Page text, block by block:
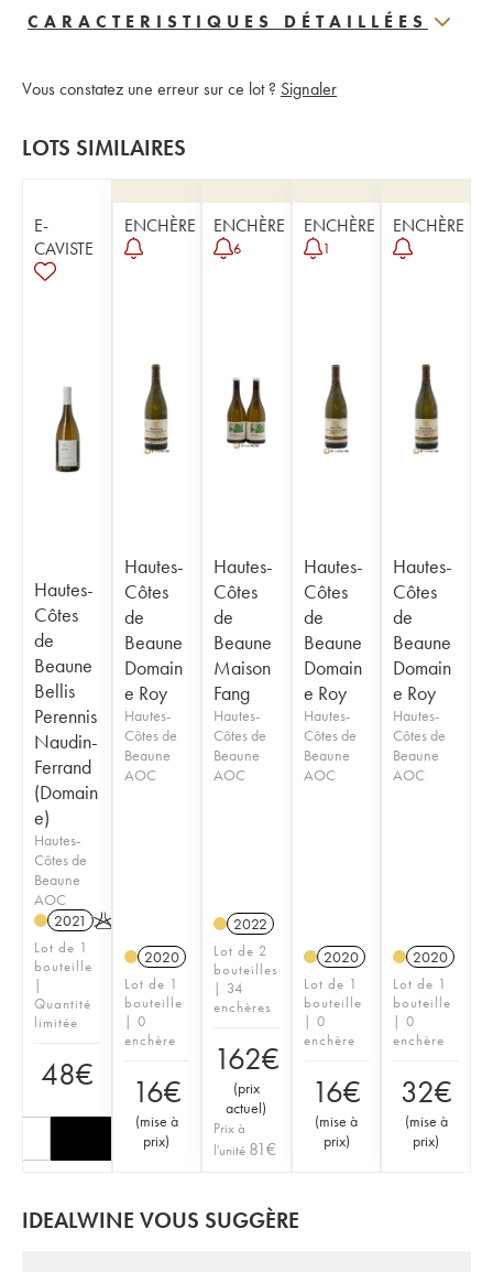
CARACTERISTIQUES DÉTAILLÉES
Vous constatez une erreur sur ce lot ? Signaler
LOTS SIMILAIRES
E-
CAVISTE
Hautes-
Côtes
de
Beaune
Bellis
Perennis
Naudin-
Ferrand
(Domain
e)
Hautes-
Côtes de
Beaune
AOC
2021 K
Lot de 1
bouteille
|
Quantité
limitée
48€
ENCHÈRE
Hautes-
Côtes
de
Beaune
Domain
e Roy
Hautes-
Côtes de
Beaune
AOC
2020
Lot de 1
bouteille
| 0
enchère
16€
(mise à
prix)
ENCHÈRE
6
Hautes-
Côtes
de
Beaune
Maison
Fang
Hautes-
Côtes de
Beaune
AOC
2022
Lot de 2
bouteilles
| 34
enchères
162€
(prix
actuel)
Prix à
l'unité 81€
ENCHÈRE
1
Hautes-
Côtes
de
Beaune
Domain
e Roy
Hautes-
Côtes de
Beaune
AOC
2020
Lot de 1
bouteille
| 0
enchère
16€
(mise à
prix)
ENCHÈRE
Hautes-
Côtes
de
Beaune
Domain
e Roy
Hautes-
Côtes de
Beaune
AOC
2020
Lot de 1
bouteille
| 0
enchère
32€
(mise à
prix)
IDEALWINE VOUS SUGGÈRE